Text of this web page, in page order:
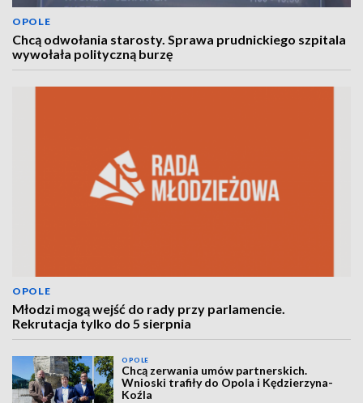
OPOLE
Chcą odwołania starosty. Sprawa prudnickiego szpitala
wywołała polityczną burzę
OPOLE
Młodzi mogą wejść do rady przy parlamencie.
Rekrutacja tylko do 5 sierpnia
OPOLE
Chcą zerwania umów partnerskich.
Wnioski trafiły do Opola i Kędzierzyna-
Koźla